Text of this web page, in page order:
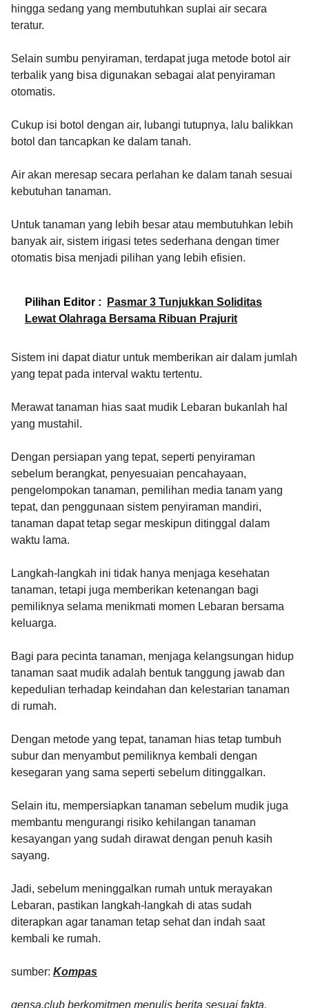
hingga sedang yang membutuhkan suplai air secara
teratur.
Selain sumbu penyiraman, terdapat juga metode botol air
terbalik yang bisa digunakan sebagai alat penyiraman
otomatis.
Cukup isi botol dengan air, lubangi tutupnya, lalu balikkan
botol dan tancapkan ke dalam tanah.
Air akan meresap secara perlahan ke dalam tanah sesuai
kebutuhan tanaman.
Untuk tanaman yang lebih besar atau membutuhkan lebih
banyak air, sistem irigasi tetes sederhana dengan timer
otomatis bisa menjadi pilihan yang lebih efisien.
Pilihan Editor :
Pasmar 3 Tunjukkan Soliditas
Lewat Olahraga Bersama Ribuan Prajurit
Sistem ini dapat diatur untuk memberikan air dalam jumlah
yang tepat pada interval waktu tertentu.
Merawat tanaman hias saat mudik Lebaran bukanlah hal
yang mustahil.
Dengan persiapan yang tepat, seperti penyiraman
sebelum berangkat, penyesuaian pencahayaan,
pengelompokan tanaman, pemilihan media tanam yang
tepat, dan penggunaan sistem penyiraman mandiri,
tanaman dapat tetap segar meskipun ditinggal dalam
waktu lama.
Langkah-langkah ini tidak hanya menjaga kesehatan
tanaman, tetapi juga memberikan ketenangan bagi
pemiliknya selama menikmati momen Lebaran bersama
keluarga.
Bagi para pecinta tanaman, menjaga kelangsungan hidup
tanaman saat mudik adalah bentuk tanggung jawab dan
kepedulian terhadap keindahan dan kelestarian tanaman
di rumah.
Dengan metode yang tepat, tanaman hias tetap tumbuh
subur dan menyambut pemiliknya kembali dengan
kesegaran yang sama seperti sebelum ditinggalkan.
Selain itu, mempersiapkan tanaman sebelum mudik juga
membantu mengurangi risiko kehilangan tanaman
kesayangan yang sudah dirawat dengan penuh kasih
sayang.
Jadi, sebelum meninggalkan rumah untuk merayakan
Lebaran, pastikan langkah-langkah di atas sudah
diterapkan agar tanaman tetap sehat dan indah saat
kembali ke rumah.
sumber: Kompas
gensa.club berkomitmen menulis berita sesuai fakta,